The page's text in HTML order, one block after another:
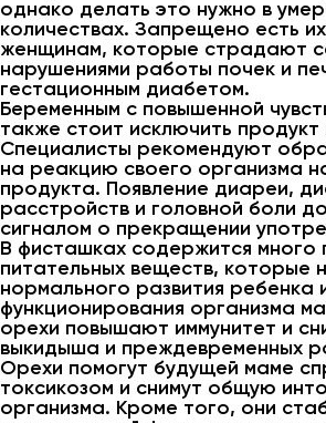
однако делать это нужно в
количествах. Запрещено есть
женщинам, которые страдают
нарушениями работы почек и
гестационным диабетом.
Беременным с повышенной
также стоит исключить
Специалисты рекомендуют
на реакцию своего организма
продукта. Появление диареи,
расстройств и головной боли
сигналом о прекращении
В фисташках содержится много
питательных веществ, которые
нормального развития ребенка
функционирования организма
орехи повышают иммунитет и
выкидыша и преждевременных
Орехи помогут будущей маме
токсикозом и снимут общую
организма. Кроме того, они